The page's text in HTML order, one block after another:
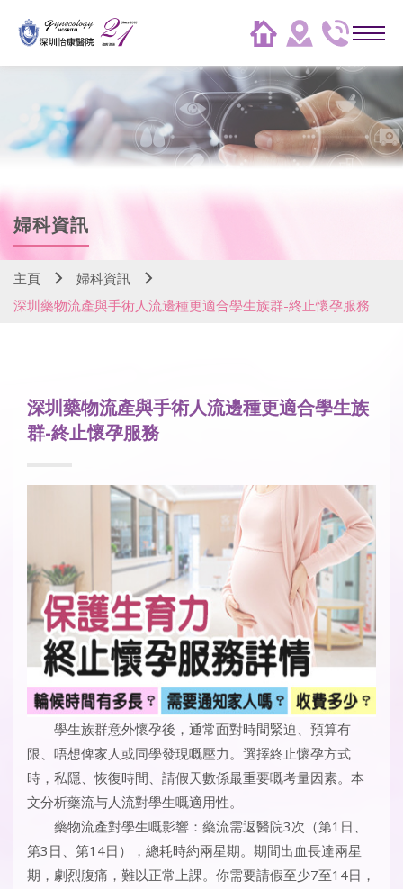
婦科資訊
主頁
婦科資訊
深圳藥物流產與手術人流邊種更適合學生族群-終止懷孕服務
深圳藥物流產與手術人流邊種更適合學生族
群-終止懷孕服務
學生族群意外懷孕後，通常面對時間緊迫、預算有
限、唔想俾家人或同學發現嘅壓力。選擇終止懷孕方式
時，私隱、恢復時間、請假天數係最重要嘅考量因素。本
文分析藥流与人流對學生嘅適用性。
藥物流產對學生嘅影響：藥流需返醫院3次（第1日、
第3日、第14日），總耗時約兩星期。期間出血長達兩星
期，劇烈腹痛，難以正常上課。你需要請假至少7至14日，